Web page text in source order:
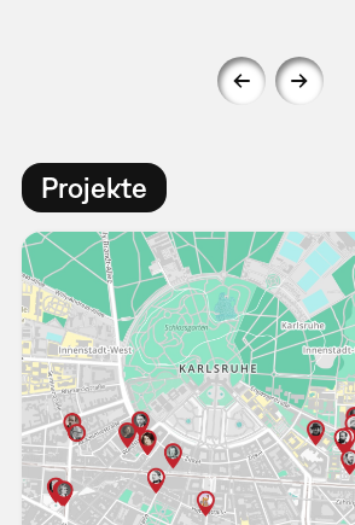
Projekte